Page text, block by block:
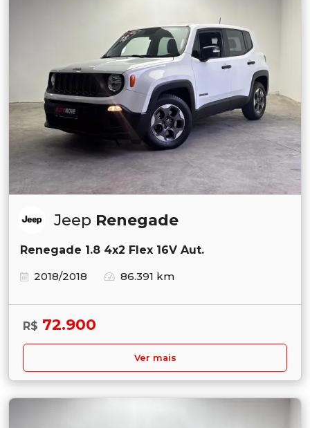
Jeep Renegade
Renegade 1.8 4x2 Flex 16V Aut.
2018/2018
86.391 km
R$ 72.900
Ver mais